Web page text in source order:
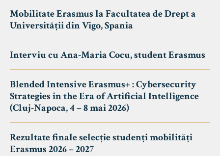
Mobilitate Erasmus la Facultatea de Drept a
Universității din Vigo, Spania
Interviu cu Ana-Maria Cocu, student Erasmus
Blended Intensive Erasmus+ : Cybersecurity
Strategies in the Era of Artificial Intelligence
(Cluj-Napoca, 4 – 8 mai 2026)
Rezultate finale selecție studenți mobilități
Erasmus 2026 – 2027